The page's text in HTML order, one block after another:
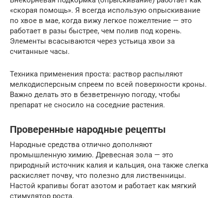
«скорая помощь». Я всегда использую опрыскивание
по хвое в мае, когда вижу легкое пожелтение — это
работает в разы быстрее, чем полив под корень.
Элементы всасываются через устьица хвои за
считанные часы.
Техника применения проста: раствор распыляют
мелкодисперсным спреем по всей поверхности кроны.
Важно делать это в безветренную погоду, чтобы
препарат не сносило на соседние растения.
Проверенные народные рецепты
Народные средства отлично дополняют
промышленную химию. Древесная зола — это
природный источник калия и кальция, она также слегка
раскисляет почву, что полезно для лиственницы.
Настой крапивы богат азотом и работает как мягкий
стимулятор роста.